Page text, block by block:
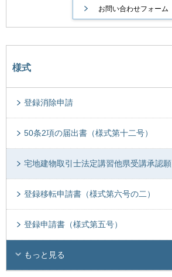
様式
登録消除申請
50条2項の届出書（様式第十二号）
宅地建物取引士法定講習他県受講承認願
登録移転申請書（様式第六号の二）
登録申請書（様式第五号）
もっと見る